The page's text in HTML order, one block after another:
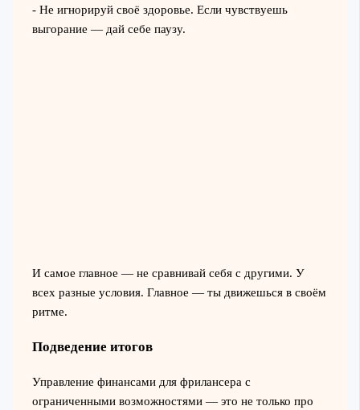
- Не игнорируй своё здоровье. Если чувствуешь
выгорание — дай себе паузу.
И самое главное — не сравнивай себя с другими. У
всех разные условия. Главное — ты движешься в своём
ритме.
Подведение итогов
Управление финансами для фрилансера с
ограниченными возможностями — это не только про